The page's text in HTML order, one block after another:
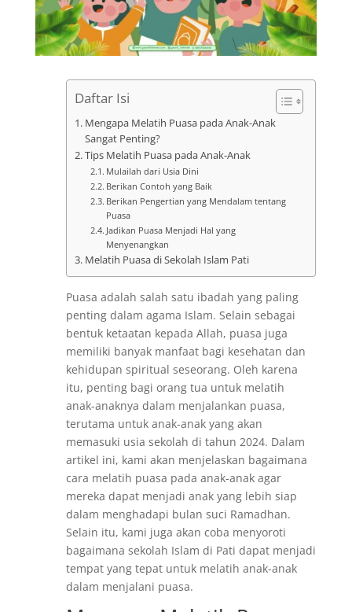
Daftar Isi
Mengapa Melatih Puasa pada Anak-Anak
Sangat Penting?
Tips Melatih Puasa pada Anak-Anak
Mulailah dari Usia Dini
Berikan Contoh yang Baik
Berikan Pengertian yang Mendalam tentang
Puasa
Jadikan Puasa Menjadi Hal yang
Menyenangkan
Melatih Puasa di Sekolah Islam Pati
Puasa adalah salah satu ibadah yang paling
penting dalam agama Islam. Selain sebagai
bentuk ketaatan kepada Allah, puasa juga
memiliki banyak manfaat bagi kesehatan dan
kehidupan spiritual seseorang. Oleh karena
itu, penting bagi orang tua untuk melatih
anak-anaknya dalam menjalankan puasa,
terutama untuk anak-anak yang akan
memasuki usia sekolah di tahun 2024. Dalam
artikel ini, kami akan menjelaskan bagaimana
cara melatih puasa pada anak-anak agar
mereka dapat menjadi anak yang lebih siap
dalam menghadapi bulan suci Ramadhan.
Selain itu, kami juga akan coba menyoroti
bagaimana sekolah Islam di Pati dapat menjadi
tempat yang tepat untuk melatih anak-anak
dalam menjalani puasa.